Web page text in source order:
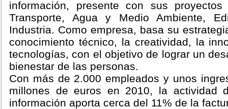
información, presente con sus
Transporte, Agua y Medio Ambiente,
Industria. Como empresa, basa su
conocimiento técnico, la creatividad, la
tecnologías, con el objetivo de lograr un
bienestar de las personas.
Con más de 2.000 empleados y unos
millones de euros en 2010, la actividad
información aporta cerca del 11% de la